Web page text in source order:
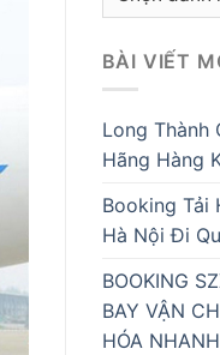
BÀI VIẾT
Long Thành
Hãng Hàng
Booking Tải
Hà Nội Đi
BOOKING
BAY VẬN
HÓA